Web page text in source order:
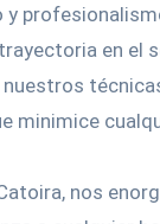
en el
minimice
nos